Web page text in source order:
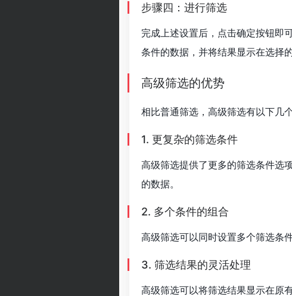
步骤四：进行筛选
完成上述设置后，点击确定按钮即
条件的数据，并将结果显示在选择
高级筛选的优势
相比普通筛选，高级筛选有以下几
1. 更复杂的筛选条件
高级筛选提供了更多的筛选条件选
的数据。
2. 多个条件的组合
高级筛选可以同时设置多个筛选条
3. 筛选结果的灵活处理
高级筛选可以将筛选结果显示在原